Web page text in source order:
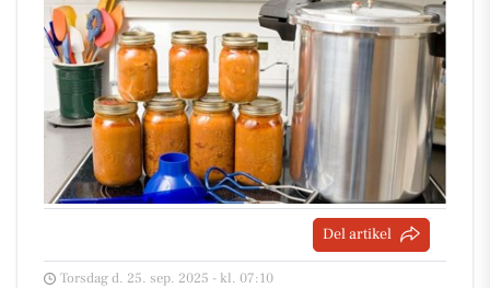
Del artikel
Torsdag d. 25. sep. 2025 - kl. 07:10